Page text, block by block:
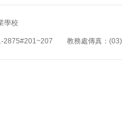
學校
2875#201~207 教務處傳真：